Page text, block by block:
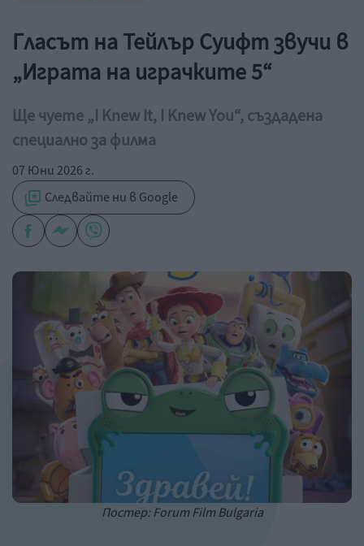
Гласът на Тейлър Суифт звучи в
„Играта на играчките 5“
Ще чуете „I Knew It, I Knew You“, създадена
специално за филма
07 Юни 2026 г.
Следвайте ни в Google
Постер: Forum Film Bulgaria